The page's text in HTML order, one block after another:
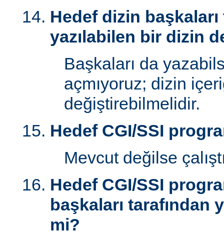
Hedef dizin başkaları
yazılabilen bir dizin
Başkaları da
açmıyoruz; dizin
değiştirebilmelidir.
Hedef CGI/SSI
Mevcut değilse
Hedef CGI/SSI
başkaları tarafından
mi?